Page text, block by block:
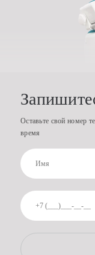
Оставьте свой номер
время